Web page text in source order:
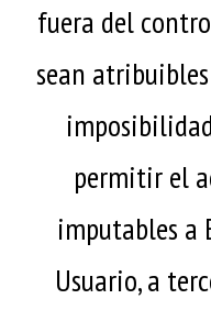
fuera del
sean
permitir el
imputables a
Usuario, a